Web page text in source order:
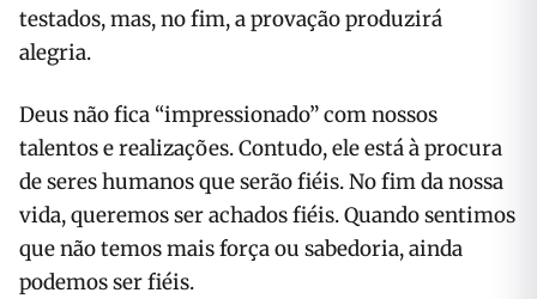
testados, mas, no fim, a provação produzirá
alegria.
Deus não fica “impressionado” com nossos
talentos e realizações. Contudo, ele está à procura
de seres humanos que serão fiéis. No fim da nossa
vida, queremos ser achados fiéis. Quando sentimos
que não temos mais força ou sabedoria, ainda
podemos ser fiéis.